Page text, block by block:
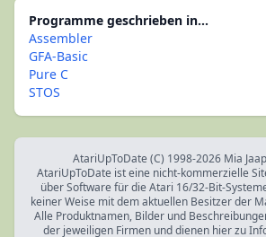
Programme geschrieben in...
Assembler
GFA-Basic
Pure C
STOS
AtariUpToDate (C) 1998-2026 Mia
AtariUpToDate ist eine nicht-kommerzielle
über Software für die Atari 16/32-Bit-
keiner Weise mit dem aktuellen Besitzer der
Alle Produktnamen, Bilder und
der jeweiligen Firmen und dienen hier zu